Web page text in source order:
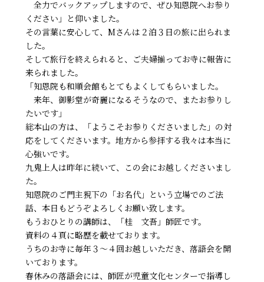
全力でバックアップしますので、ぜひ知恩院へお参り
ください」と仰いました。
その言葉に安心して、Mさんは２泊３日の旅に出られま
した。
そして旅行を終えられると、ご夫婦揃ってお寺に報告に
来られました。
「知恩院も和順会館もとてもよくしてもらいました。
来年、御影堂が奇麗になるそうなので、またお参りし
たいです」
総本山の方は、「ようこそお参りくださいました」の対
応をしてくださいます。地方から参拝する我々は本当に
心強いです。
九鬼上人は昨年に続いて、この会にお越しくださいまし
た。
知恩院のご門主猊下の「お名代」という立場でのご法
話、本日もどうぞよろしくお願い致します。
もうおひとりの講師は、「桂 文吾」師匠です。
資料の４頁に略歴を載せております。
うちのお寺に毎年３～４回お越しいただき、落語会を開
いております。
春休みの落語会には、師匠が児童文化センターで指導し